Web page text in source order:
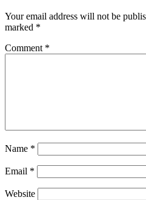
Your email address will not be
marked *
Comment *
Name *
Email *
Website